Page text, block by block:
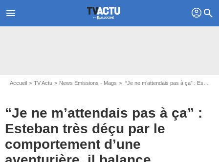
menu profil search
Accueil TV Actu News Emissions - Mags “Je ne m’attendais pas à ça” : Esteban très déçu par le comportement d’une aventurière, il balance
“Je ne m’attendais pas à ça” :
Esteban très déçu par le
comportement d’une